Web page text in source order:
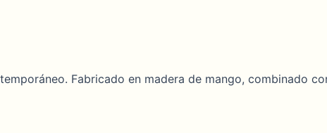
Fabricado en madera de mango, combinado